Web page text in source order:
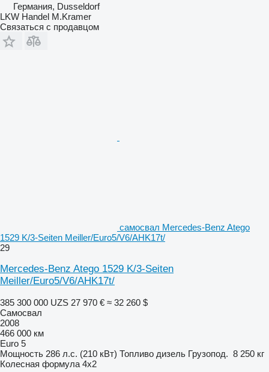
Германия, Dusseldorf
LKW Handel M.Kramer
Связаться с продавцом
самосвал Mercedes-Benz Atego
1529 K/3-Seiten Meiller/Euro5/V6/AHK17t/
29
Mercedes-Benz Atego 1529 K/3-Seiten
Meiller/Euro5/V6/AHK17t/
385 300 000 UZS 27 970 € ≈ 32 260 $
Самосвал
2008
466 000 км
Euro 5
Мощность 286 л.с. (210 кВт) Топливо дизель Грузопод. 8 250 кг
Колесная формула 4x2